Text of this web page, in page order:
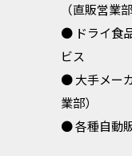
（直販営業部
● ドライ食
ビス
● 大手メー
業部）
● 各種自動